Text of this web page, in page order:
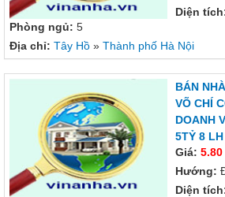
Diện
Phòng ngủ: 5
Địa chỉ: Tây Hồ » Thành phố Hà Nội
BÁN
VÕ CHÍ
DOANH
5TỶ 8
Giá:
Hướng:
Diện